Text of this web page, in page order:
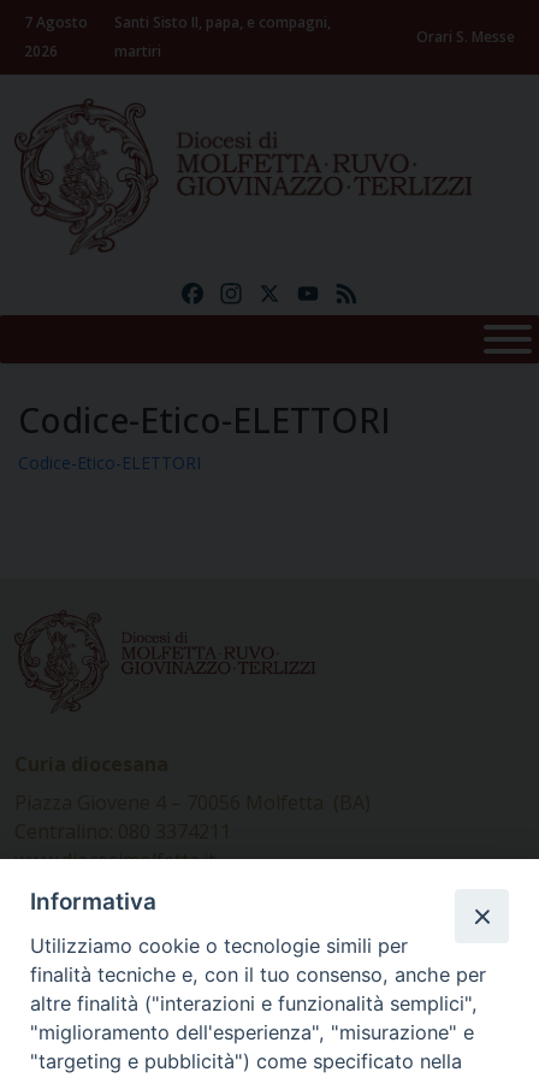
Skip
content
7 Agosto
2026
Santi Sisto II, papa, e compagni,
martiri
Orari S. Messe
FacebookInstagramYouTube
Codice-Etico-ELETTORI
Codice-Etico-ELETTORI
www.diocesimolfetta.it –
diocesimolfetta@pec.chiesacattolica.it
Ufficio Comunicazioni sociali
Piazza Giovene 4 – 70056 Molfetta (BA)
comunicazionisociali@diocesimolfetta.it
Informativa
Utilizziamo cookie o tecnologie simili per
finalità tecniche e, con il tuo consenso, anche per
altre finalità ("interazioni e funzionalità semplici",
"miglioramento dell'esperienza", "misurazione" e
"targeting e pubblicità") come specificato nella